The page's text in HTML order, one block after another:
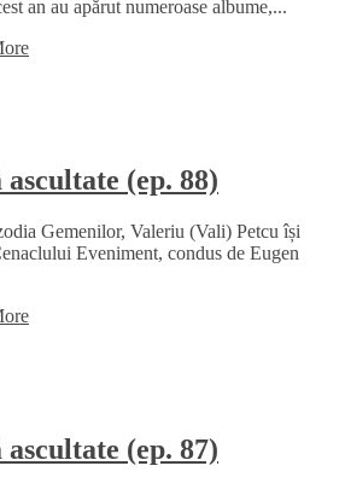
an au apărut numeroase albume,...
(ep. 88)
Gemenilor, Valeriu (Vali) Petcu își
Eveniment, condus de Eugen
(ep. 87)